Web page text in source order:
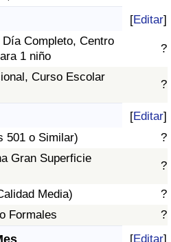
[Editar]
Completo, Centro
1 niño
?
Curso Escolar
?
[Editar]
501 o Similar)
?
Gran Superficie
?
Media)
?
Formales
?
[Editar]